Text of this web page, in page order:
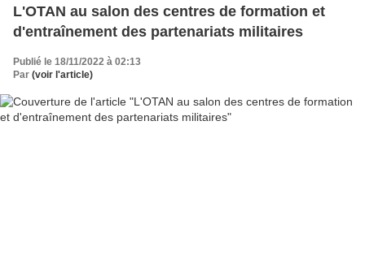
L'OTAN au salon des centres de formation et
d'entraînement des partenariats militaires
Publié le 18/11/2022 à 02:13
Par (voir l'article)